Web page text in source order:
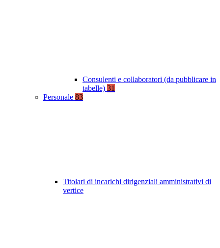
Consulenti e collaboratori (da pubblicare in
tabelle) 31
Personale 83
Titolari di incarichi dirigenziali amministrativi di
vertice